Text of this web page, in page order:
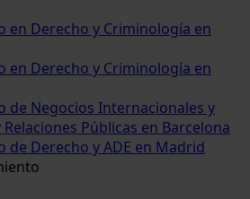
en Derecho y Criminología en
en Derecho y Criminología en
de Negocios Internacionales y
Públicas en Barcelona
de Derecho y ADE en Madrid